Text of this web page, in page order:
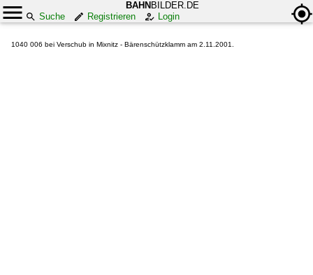
BAHN BILDER.DE
Suche
Registrieren Login
1040 006 bei Verschub in Mixnitz - Bärenschützklamm am 2.11.2001.